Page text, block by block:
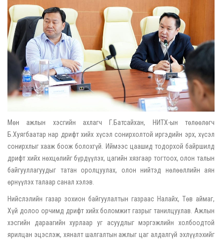
Мөн ажлын хэсгийн ахлагч Г.Батсайхан, НИТХ-ын төлөөлөгч
Б.Хуягбаатар нар дрифт хийх хүсэл сонирхолтой иргэдийн эрх, хүсэл
сонирхлыг хааж боож болохгүй. Иймээс цаашид тодорхой байршилд
дрифт хийх нөхцөлийг бүрдүүлэх, цагийн хязгаар тогтоох, олон талын
байгууллагуудыг татан оролцуулах, олон нийтэд нөлөөллийн аян
өрнүүлэх талаар санал хэлэв.
Нийслэлийн газар зохион байгуулалтын газраас Налайх, Төв аймаг,
Хүй долоо орчимд дрифт хийх боломжит газрыг танилцуулав. Ажлын
хэсгийн дараагийн хурлаар уг асуудлыг мэргэжлийн холбоодтой
ярилцан эцэслэж, хяналт шалгалтын ажлыг цаг алдалгүй эхлүүлэхийг